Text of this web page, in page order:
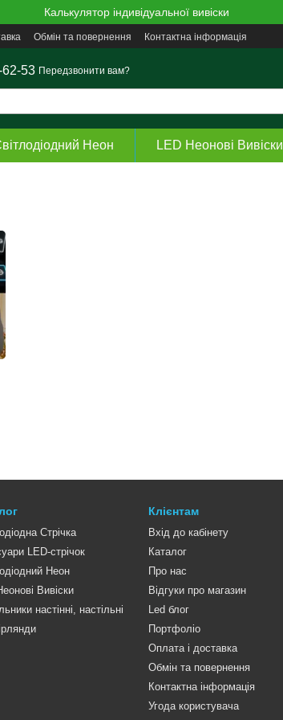
Калькулятор індивідуальної вивіски
Обмін та повернення
Контактна інформація
53 Передзвонити вам?
Неон LED Неонові Вивіски
Стрічка
LED-стрічок
Неон
Вивіски
настінні, настільні
Клієнтам
Вхід до кабінету
Каталог
Про нас
Відгуки про магазин
Led блог
Портфоліо
Оплата і доставка
Обмін та повернення
Контактна інформація
Угода користувача